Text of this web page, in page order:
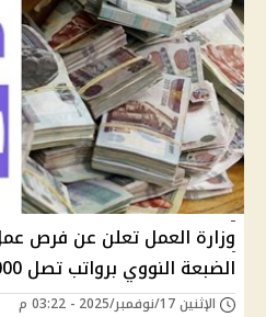
وزارة العمل تعلن عن فرص
الضبعة النووي برواتب تصل 45000 جنيه
الإثنين 17/نوفمبر/2025 - 03:22 م